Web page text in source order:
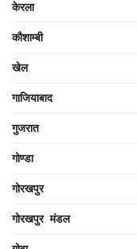
केरला
कौशाम्बी
खेल
गाजियाबाद
गुजरात
गोण्डा
गोरखपुर
गोरखपुर मंडल